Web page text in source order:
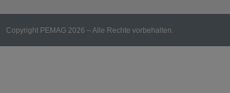
Copyright PEMAG 2026 – Alle Rechte vorbehalten.